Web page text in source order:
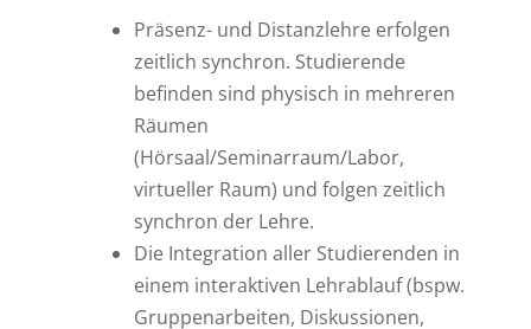
Präsenz- und Distanzlehre erfolgen
zeitlich synchron. Studierende
befinden sind physisch in mehreren
Räumen
(Hörsaal/Seminarraum/Labor,
virtueller Raum) und folgen zeitlich
synchron der Lehre.
Die Integration aller Studierenden in
einem interaktiven Lehrablauf (bspw.
Gruppenarbeiten, Diskussionen,